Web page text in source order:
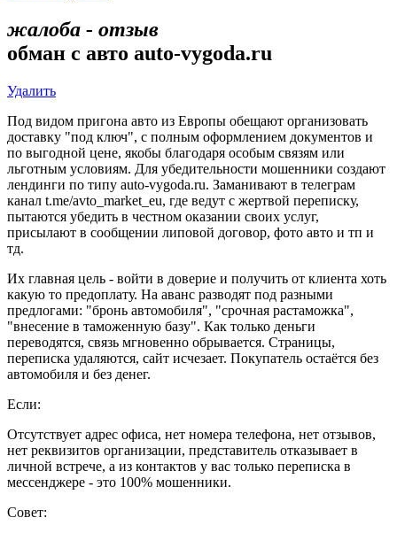
жалоба - отзыв
обман с авто auto-vygoda.ru
Удалить
Под видом пригона авто из Европы обещают организовать
доставку "под ключ", с полным оформлением документов и
по выгодной цене, якобы благодаря особым связям или
льготным условиям. Для убедительности мошенники создают
лендинги по типу auto-vygoda.ru. Заманивают в телеграм
канал t.me/avto_market_eu, где ведут с жертвой переписку,
пытаются убедить в честном оказании своих услуг,
присылают в сообщении липовой договор, фото авто и тп и
тд.
Их главная цель - войти в доверие и получить от клиента хоть
какую то предоплату. На аванс разводят под разными
предлогами: "бронь автомобиля", "срочная растаможка",
"внесение в таможенную базу". Как только деньги
переводятся, связь мгновенно обрывается. Страницы,
переписка удаляются, сайт исчезает. Покупатель остаётся без
автомобиля и без денег.
Если:
Отсутствует адрес офиса, нет номера телефона, нет отзывов,
нет реквизитов организации, представитель отказывает в
личной встрече, а из контактов у вас только переписка в
мессенджере - это 100% мошенники.
Совет: